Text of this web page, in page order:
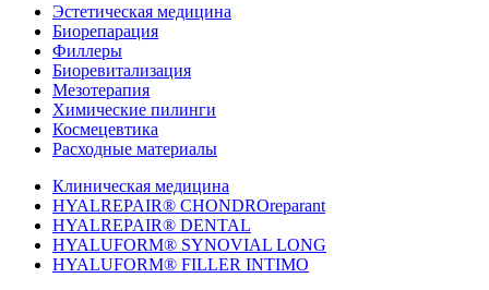
Эстетическая медицина
Биорепарация
Филлеры
Биоревитализация
Мезотерапия
Химические пилинги
Космецевтика
Расходные материалы
Клиническая медицина
HYALREPAIR® CHONDROreparant
HYALREPAIR® DENTAL
HYALUFORM® SYNOVIAL LONG
HYALUFORM® FILLER INTIMO